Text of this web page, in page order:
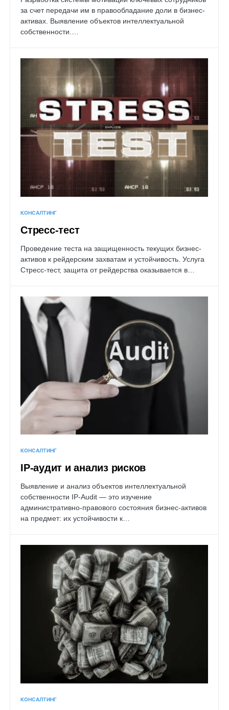
за счет передачи им в правообладание доли в бизнес-
активах. Выявление объектов интеллектуальной
собственности.…
КОНСАЛТИНГ
Стресс-тест
Проведение теста на защищенность текущих бизнес-
активов к рейдерским захватам и устойчивость. Услуга
Стресс-тест, защита от рейдерства оказывается в…
КОНСАЛТИНГ
IP-аудит и анализ рисков
Выявление и анализ объектов интеллектуальной
собственности IP-Audit — это изучение
административно-правового состояния бизнес-активов
на предмет: их устойчивости к…
КОНСАЛТИНГ